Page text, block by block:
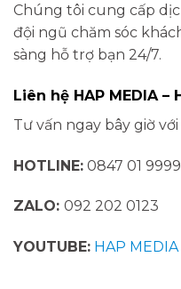
Chúng tôi cung cấp
đội ngũ chăm sóc
sàng hỗ trợ bạn 24/7.
Liên hệ HAP MEDIA
Tư vấn ngay bây giờ
HOTLINE: 0847 01 9999
ZALO: 092 202 0123
YOUTUBE: HAP MEDIA